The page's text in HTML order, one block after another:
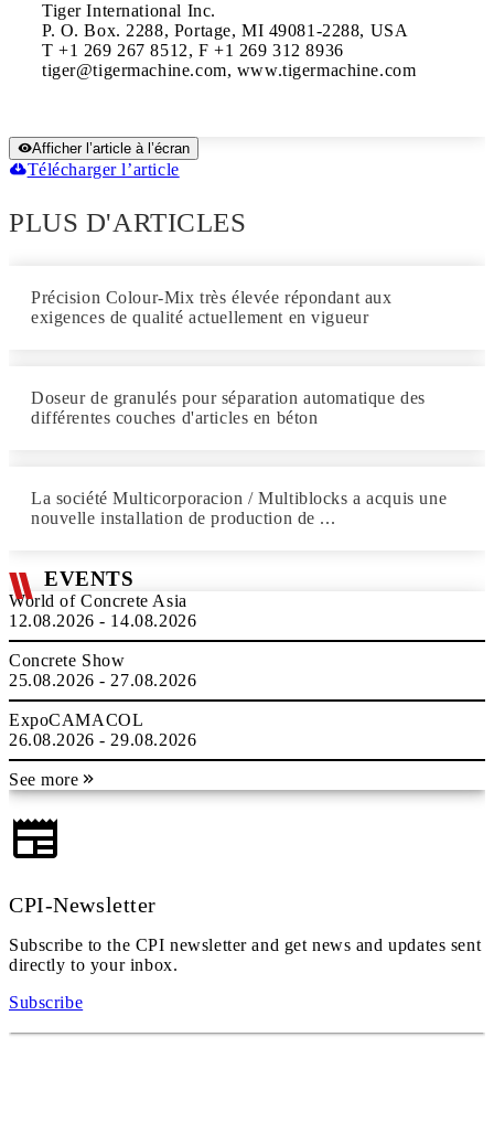
Tiger International Inc.
P. O. Box. 2288, Portage, MI 49081-2288, USA
T +1 269 267 8512, F +1 269 312 8936
tiger@tigermachine.com, www.tigermachine.com
Afficher l’article à l’écran
Télécharger l’article
PLUS D'ARTICLES
Précision Colour-Mix très élevée répondant aux
exigences de qualité actuellement en vigueur
Doseur de granulés pour séparation automatique des
différentes couches d'articles en béton
La société Multicorporacion / Multiblocks a acquis une
nouvelle installation de production de ...
EVENTS
World of Concrete Asia
12.08.2026 - 14.08.2026
Concrete Show
25.08.2026 - 27.08.2026
ExpoCAMACOL
26.08.2026 - 29.08.2026
See more
CPI-Newsletter
Subscribe to the CPI newsletter and get news and updates sent
directly to your inbox.
Subscribe